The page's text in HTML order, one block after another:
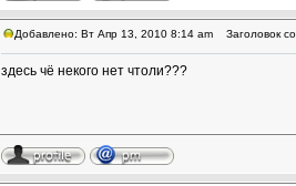
Добавлено: Вт Апр 13, 2010 8:14 am Заголовок
здесь чё некого нет чтоли???